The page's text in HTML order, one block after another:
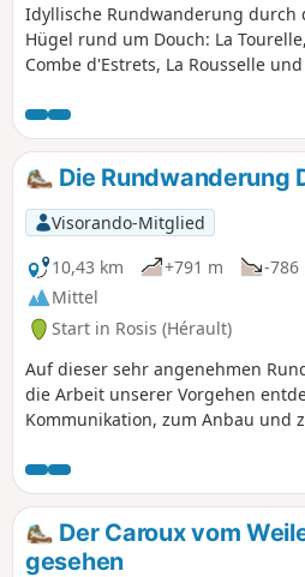
Idyllische Rundwanderung durch
Hügel rund um Douch: La
Combe d'Estrets, La Rousselle
m Höhe einen Blick auf die
umliegenden Berge bietet.
jedoch, es gibt keine
daher muss man den
der GPX-Route folgen, was dieser
Strecke einen spielerischen
verleiht und sie zu einer Art
Orientierungslauf macht, ohne
man sich dabei allzu lange verirren
könnte.
Die Rundwanderung
Visorando-Mitglied
10,43 km
+791 m -786
Mittel
Start in Rosis (Hérault)
Auf dieser sehr angenehmen
die Arbeit unserer Vorgehen
Kommunikation, zum Anbau und
Vorgehen war nachhaltige
sie hatten sie einfach geschaffen.
bisschen wie Monsieur Jourdain.
Der Caroux vom
gesehen